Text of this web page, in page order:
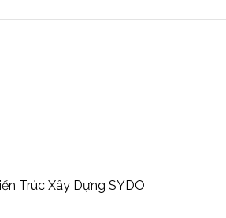
Trúc Xây Dựng SYDO